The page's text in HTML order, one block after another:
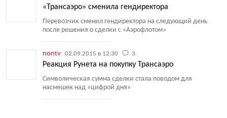
«Трансаэро» сменила гендиректора
Перевозчик сменил гендиректора на следующий день
после решения о сделки с «Аэрофлотом»
nontv 02.09.2015 в 12:30 3
Реакция Рунета на покупку Трансаэро
Символическая сумма сделки стала поводом для
насмешек над «цифрой дня»